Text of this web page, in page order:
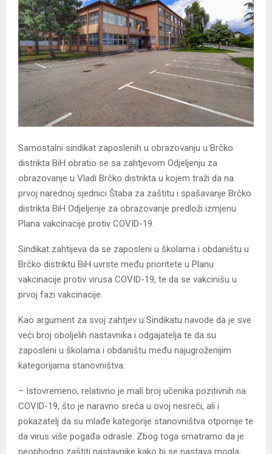
Samostalni sindikat zaposlenih u obrazovanju u Brčko
distrikta BiH obratio se sa zahtjevom Odjeljenju za
obrazovanje u Vladi Brčko distrikta u kojem traži da na
prvoj narednoj sjednici Štaba za zaštitu i spašavanje Brčko
distrikta BiH Odjeljenje za obrazovanje predloži izmjenu
Plana vakcinacije protiv COVID-19.
Sindikat zahtijeva da se zaposleni u školama i obdaništu u
Brčko distriktu BiH uvrste među prioritete u Planu
vakcinacije protiv virusa COVID-19, te da se vakcinišu u
prvoj fazi vakcinacije.
Kao argument za svoj zahtjev u Sindikatu navode da je sve
veći broj oboljelih nastavnika i odgajatelja te da su
zaposleni u školama i obdaništu među najugroženijim
kategorijama stanovništva.
– Istovremeno, relativno je mali broj učenika pozitivnih na
COVID-19, što je naravno sreća u ovoj nesreći, ali i
pokazatelj da su mlađe kategorije stanovništva otpornije te
da virus više pogađa odrasle. Zbog toga smatramo da je
neophodno zaštiti nastavnike kako bi se nastava mogla,